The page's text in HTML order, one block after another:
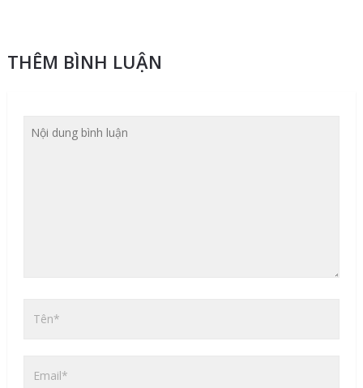
THÊM BÌNH LUẬN